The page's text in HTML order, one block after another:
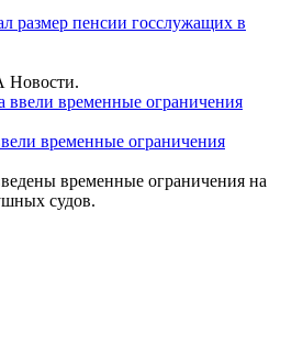
размер пенсии госслужащих в
временные ограничения
временные ограничения на
судов.